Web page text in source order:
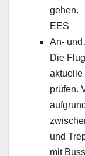
gehen.
EES
An- und
Die
aktuelle
prüfen.
und
mit